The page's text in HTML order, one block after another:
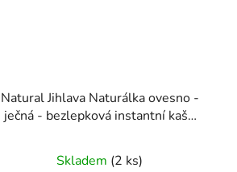
Natural Jihlava Naturálka ovesno -
ječná - bezlepková instantní kaše
Skladem (2 ks)